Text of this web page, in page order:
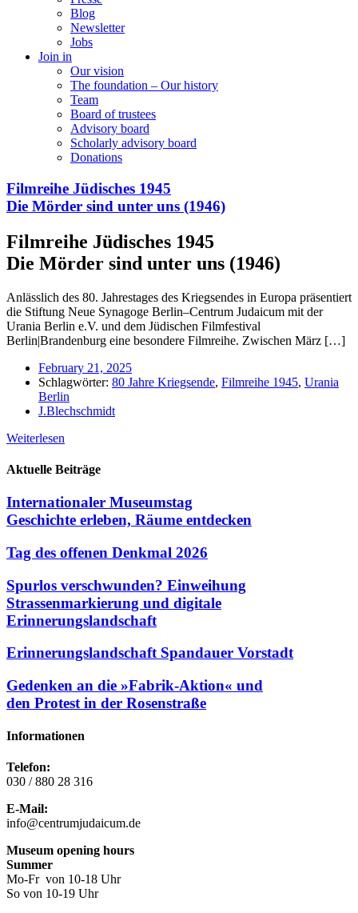
Blog
Newsletter
Jobs
Join in
Our vision
The foundation – Our history
Team
Board of trustees
Advisory board
Scholarly advisory board
Donations
Filmreihe Jüdisches 1945
Die Mörder sind unter uns (1946)
Filmreihe Jüdisches 1945
Die Mörder sind unter uns (1946)
Anlässlich des 80. Jahrestages des Kriegsendes in Europa präsentiert
die Stiftung Neue Synagoge Berlin–Centrum Judaicum mit der
Urania Berlin e.V. und dem Jüdischen Filmfestival
Berlin|Brandenburg eine besondere Filmreihe. Zwischen März […]
February 21, 2025
Schlagwörter: 80 Jahre Kriegsende, Filmreihe 1945, Urania
Berlin
J.Blechschmidt
Weiterlesen
Aktuelle Beiträge
Internationaler Museumstag
Geschichte erleben, Räume entdecken
Tag des offenen Denkmal 2026
Spurlos verschwunden? Einweihung
Strassenmarkierung und digitale
Erinnerungslandschaft
Erinnerungslandschaft Spandauer Vorstadt
Gedenken an die »Fabrik-Aktion« und
den Protest in der Rosenstraße
Informationen
Telefon:
030 / 880 28 316
E-Mail:
info@centrumjudaicum.de
Museum opening hours
Summer
Mo-Fr von 10-18 Uhr
So von 10-19 Uhr